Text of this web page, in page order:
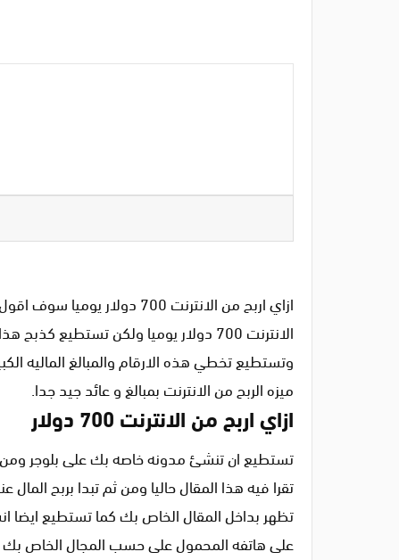
الانترنت 700 دولار يوميا ولكن
وتستطيع تخطي هذه الارقام والمبالغ الماليه
ميزه الربح من الانترنت بمبالغ و عائد جيد جدا.
ازاي اربح من الانترنت 700 دولار
تستطيع ان تنشئ مدونه خاصه بك على بلوجر ومن
تقرا فيه هذا المقال حاليا ومن ثم تبدا بربح
تظهر بداخل المقال الخاص بك كما تستطيع ايضا
على هاتفه المحمول على حسب المجال الخاص بك